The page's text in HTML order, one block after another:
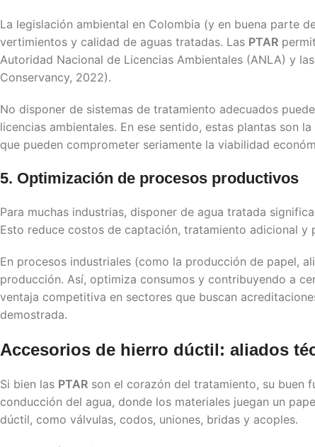
La legislación ambiental en Colombia (y en buena parte
vertimientos y calidad de aguas tratadas. Las PTAR
Autoridad Nacional de Licencias Ambientales (ANLA) y
Conservancy, 2022).
No disponer de sistemas de tratamiento adecuados
licencias ambientales. En ese sentido, estas plantas son
que pueden comprometer seriamente la viabilidad
5. Optimización de procesos productivos
Para muchas industrias, disponer de agua tratada
Esto reduce costos de captación, tratamiento adicional y
En procesos industriales (como la producción de papel,
producción. Así, optimiza consumos y contribuyendo a
ventaja competitiva en sectores que buscan
demostrada.
Accesorios de hierro dúctil: aliados
Si bien las PTAR son el corazón del tratamiento, su buen
conducción del agua, donde los materiales juegan un
dúctil, como válvulas, codos, uniones, bridas y acoples.